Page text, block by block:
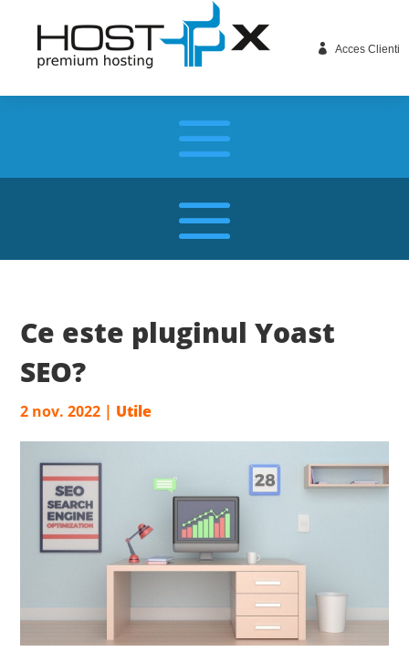
 Acces Clienti
Ce este pluginul Yoast
SEO?
2 nov. 2022 | Utile